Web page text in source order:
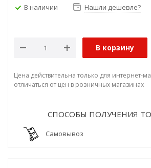
В наличии Нашли дешевле?
В корзину
Цена действительна только для интернет-
отличаться от цен в розничных магазинах
СПОСОБЫ ПОЛУЧЕНИЯ
Самовывоз